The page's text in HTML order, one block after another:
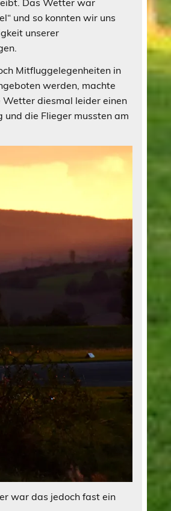
und so konnten wir uns
unserer
Mitfluggelegenheiten in
werden, machte
diesmal leider einen
und die Flieger mussten am
war das jedoch fast ein